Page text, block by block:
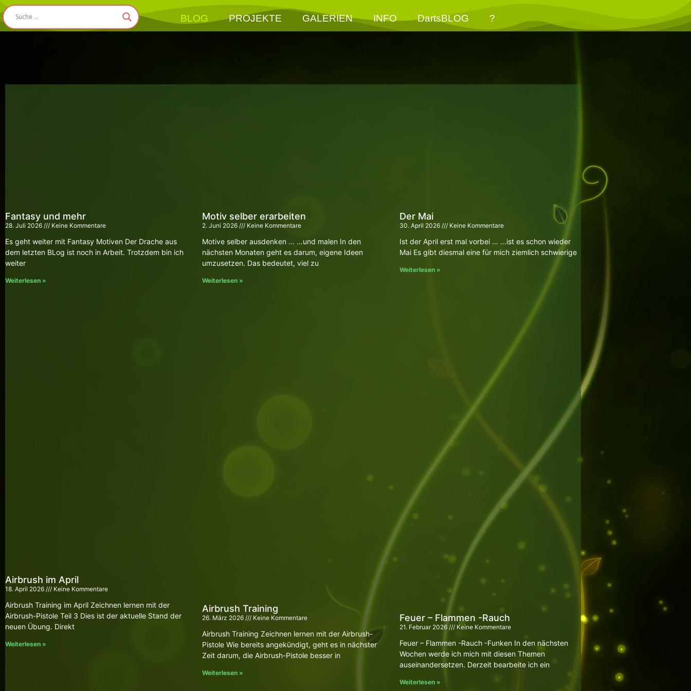
BLOG PROJEKTE GALERIEN INFO DartsBLOG ?
Fantasy und mehr
28. Juli 2026 Keine Kommentare
Es geht weiter mit Fantasy Motiven Der Drache aus
dem letzten BLog ist noch in Arbeit. Trotzdem bin ich
weiter
Weiterlesen »
Motiv selber erarbeiten
2. Juni 2026 Keine Kommentare
Motive selber ausdenken … …und malen In den
nächsten Monaten geht es darum, eigene Ideen
umzusetzen. Das bedeutet, viel zu
Weiterlesen »
Der Mai
30. April 2026 Keine Kommentare
Ist der April erst mal vorbei … …ist es schon wieder
Mai Es gibt diesmal eine für mich ziemlich schwierige
Weiterlesen »
Airbrush im April
18. April 2026 Keine Kommentare
Airbrush Training im April Zeichnen lernen mit der
Airbrush-Pistole Teil 3 Dies ist der aktuelle Stand der
neuen Übung. Direkt
Weiterlesen »
Airbrush Training
26. März 2026 Keine Kommentare
Airbrush Training Zeichnen lernen mit der Airbrush-
Pistole Wie bereits angekündigt, geht es in nächster
Zeit darum, die Airbrush-Pistole besser in
Weiterlesen »
Feuer – Flammen -Rauch
21. Februar 2026 Keine Kommentare
Feuer – Flammen -Rauch -Funken In den nächsten
Wochen werde ich mich mit diesen Themen
auseinandersetzen. Derzeit bearbeite ich ein
Weiterlesen »